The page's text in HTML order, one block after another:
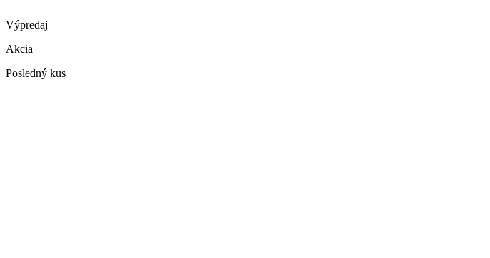
Výpredaj
Akcia
Posledný kus